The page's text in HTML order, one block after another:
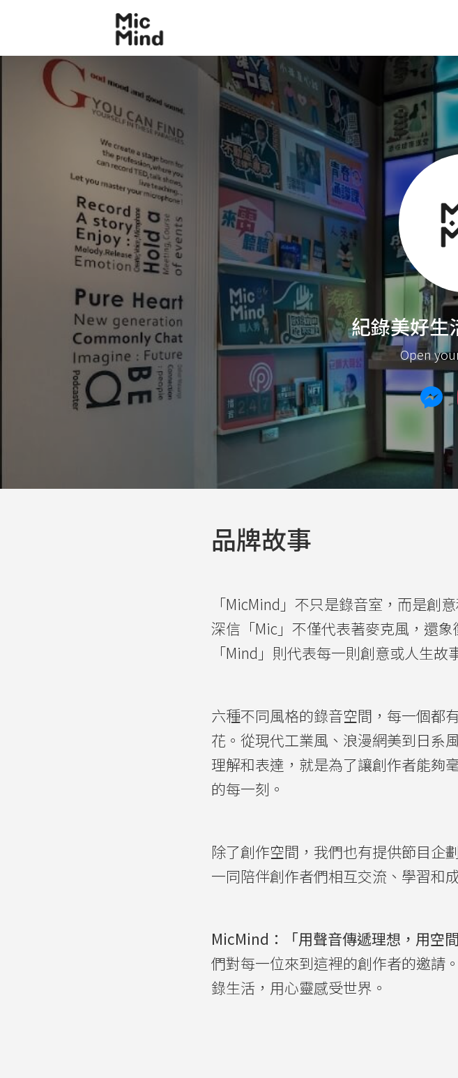
紀錄美好生
Open
品牌故事
「MicMind」不只是錄音室，而是創
深信「Mic」不僅代表著麥克風，還
「Mind」則代表每一則創意或人生故
六種不同風格的錄音空間，每一個都
花。從現代工業風、浪漫網美到日系
理解和表達，就是為了讓創作者能夠
的每一刻。
除了創作空間，我們也有提供節目企
一同陪伴創作者們相互交流、學習和
MicMind：「用聲音傳遞理想，用空間
們對每一位來到這裡的創作者的邀請
錄生活，用心靈感受世界。